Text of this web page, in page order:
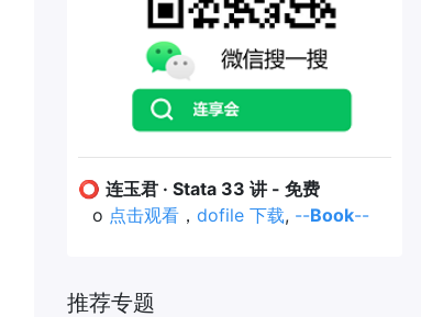
⭕ 连玉君 · Stata 33 讲 - 免费
o 点击观看 ， dofile 下载, --Book--
推荐专题